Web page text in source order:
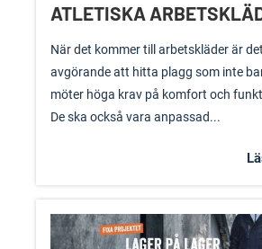
ATLETISKA
När det kommer till arbetskläder är det
avgörande att hitta plagg som inte
möter höga krav på komfort och
De ska också vara anpassad...